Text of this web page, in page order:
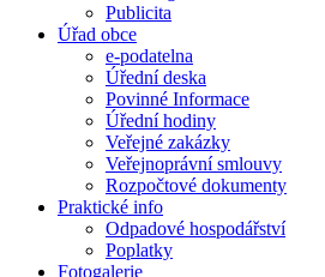
Publicita
Úřad obce
e-podatelna
Úřední deska
Povinné Informace
Úřední hodiny
Veřejné zakázky
Veřejnoprávní smlouvy
Rozpočtové dokumenty
Praktické info
Odpadové hospodářství
Poplatky
Fotogalerie